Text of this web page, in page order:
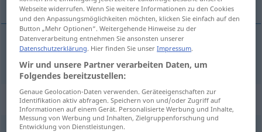
Betrachter
Synonyme für "Betrachter"
Webseite widerrufen. Wenn Sie weitere Informationen zu den Cookies
und den Anpassungsmöglichkeiten möchten, klicken Sie einfach auf den
Button „Mehr Optionen“. Weitergehende Hinweise zu der
Datenverarbeitung entnehmen Sie ansonsten unserer
Datenschutzerklärung. Hier finden Sie unserImpressum.
Wir und unsere Partner verarbeiten Daten, um
Folgendes bereitzustellen:
Genaue Geolocation-Daten verwenden. Geräteeigenschaften zur
Identifikation aktiv abfragen. Speichern von und/oder Zugriff auf
Informationen auf einem Gerät. Personalisierte Werbung und Inhalte,
Messung von Werbung und Inhalten, Zielgruppenforschung und
Entwicklung von Dienstleistungen.